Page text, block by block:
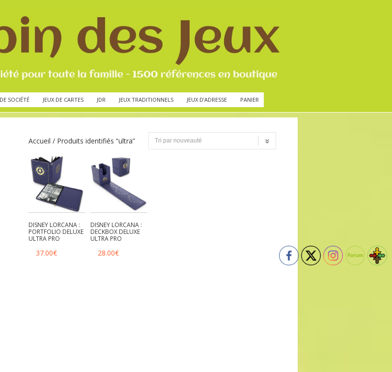
SOCIÉTÉ JEUX DE CARTES JDR JEUX TRADITIONNELS JEUX D’ADRESSE PANIER
Accueil / Produits identifiés “ultra”
DISNEY LORCANA :
PORTFOLIO DELUXE
ULTRA PRO
37.00€
DISNEY LORCANA :
DECKBOX DELUXE
ULTRA PRO
28.00€